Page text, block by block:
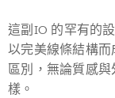
這副IO 的罕有的
以完美線條結構
區別，無論質感
樣。